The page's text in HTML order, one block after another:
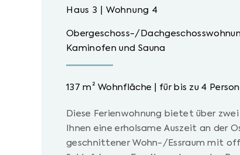
Haus 3 | Wohnung 4
Obergeschoss-/
Kaminofen und Sauna
137 m² Wohnfläche | für bis zu 4
Diese Ferienwohnung bietet über
Ihnen eine erholsame Auszeit an der
geschnittener Wohn-/Essraum mit